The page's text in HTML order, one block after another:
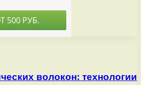
волокон: технологии